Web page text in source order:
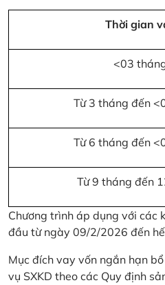
Thời gian
<03
Từ 3 tháng đến
Từ 6 tháng đến
Từ 9 tháng đến
Chương trình áp dụng với các
đầu từ ngày 09/2/2026 đến
Mục đích vay vốn ngắn hạn
vụ SXKD theo các Quy định